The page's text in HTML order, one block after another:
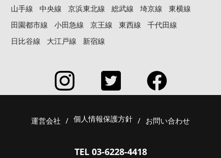
山手線 中央線 京浜東北線 総武線 埼京線
東横線
田園都市線
小田急線 京王線 東西線
千代田線
日比谷線
大江戸線 新宿線
運営会社 / 個人情報保護方針 / お問い合わせ
TEL 03-6228-4418